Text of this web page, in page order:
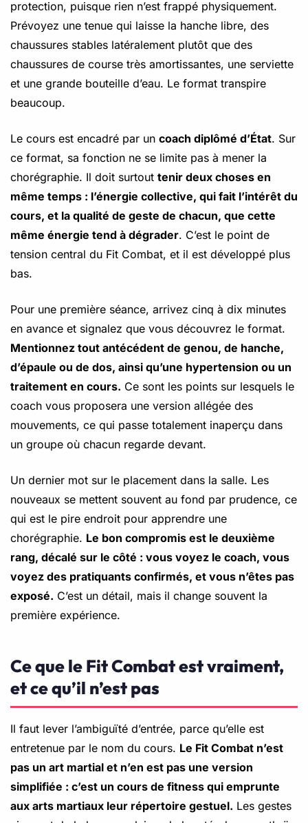
protection, puisque rien n’est frappé physiquement.
Prévoyez une tenue qui laisse la hanche libre, des
chaussures stables latéralement plutôt que des
chaussures de course très amortissantes, une serviette
et une grande bouteille d’eau. Le format transpire
beaucoup.
Le cours est encadré par un coach diplômé d’État. Sur
ce format, sa fonction ne se limite pas à mener la
chorégraphie. Il doit surtout tenir deux choses en
même temps : l’énergie collective, qui fait l’intérêt du
cours, et la qualité de geste de chacun, que cette
même énergie tend à dégrader. C’est le point de
tension central du Fit Combat, et il est développé plus
bas.
Pour une première séance, arrivez cinq à dix minutes
en avance et signalez que vous découvrez le format.
Mentionnez tout antécédent de genou, de hanche,
d’épaule ou de dos, ainsi qu’une hypertension ou un
traitement en cours. Ce sont les points sur lesquels le
coach vous proposera une version allégée des
mouvements, ce qui passe totalement inaperçu dans
un groupe où chacun regarde devant.
Un dernier mot sur le placement dans la salle. Les
nouveaux se mettent souvent au fond par prudence, ce
qui est le pire endroit pour apprendre une
chorégraphie. Le bon compromis est le deuxième
rang, décalé sur le côté : vous voyez le coach, vous
voyez des pratiquants confirmés, et vous n’êtes pas
exposé. C’est un détail, mais il change souvent la
première expérience.
Ce que le Fit Combat est vraiment,
et ce qu’il n’est pas
Il faut lever l’ambiguïté d’entrée, parce qu’elle est
entretenue par le nom du cours. Le Fit Combat n’est
pas un art martial et n’en est pas une version
simplifiée : c’est un cours de fitness qui emprunte
aux arts martiaux leur répertoire gestuel. Les gestes